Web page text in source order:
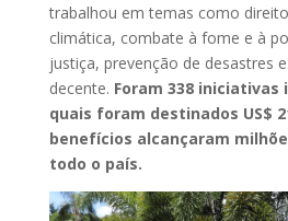
trabalhou em temas como
climática, combate à fome e à
justiça, prevenção de desastres
decente. Foram 338
quais foram destinados US$
benefícios alcançaram
todo o país.